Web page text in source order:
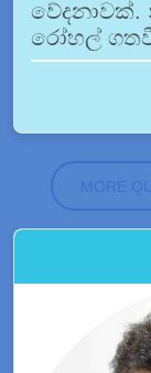
රෝහල්
MORE